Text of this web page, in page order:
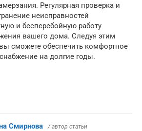
Регулярная проверка и
неисправностей
и бесперебойную работу
вашего дома. Следуя этим
сможете обеспечить комфортное
на долгие годы.
Смирнова / автор статьи